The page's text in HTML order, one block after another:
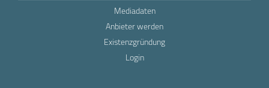
Mediadaten
Anbieter werden
Existenzgründung
Login